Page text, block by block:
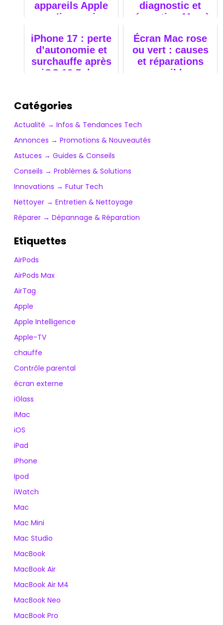
appareils Apple
ne s’improvise
diagnostic et
réparation Mac à
iPhone 17 : perte
d’autonomie et
surchauffe après
iOS 18.5, les
réagissent
Écran Mac rose
ou vert : causes
et réparations
possibles
Catégories
Actualité → Infos & Tendances Tech
Annonces → Promotions & Nouveautés
Astuces → Guides & Conseils
Conseils → Problèmes & Solutions
Innovations → Futur Tech
Nettoyer → Entretien & Nettoyage
Réparer → Dépannage & Réparation
Etiquettes
AirPods
AirPods Max
AirTag
Apple
Apple Intelligence
Apple-TV
chauffe
Contrôle parental
écran externe
iGlass
iMac
iOS
iPad
iPhone
Ipod
iWatch
Mac
Mac Mini
Mac Studio
MacBook
MacBook Air
MacBook Air M4
MacBook Neo
MacBook Pro